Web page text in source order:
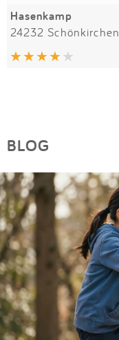
Hasenkamp
24232 Schönkirchen
BLOG